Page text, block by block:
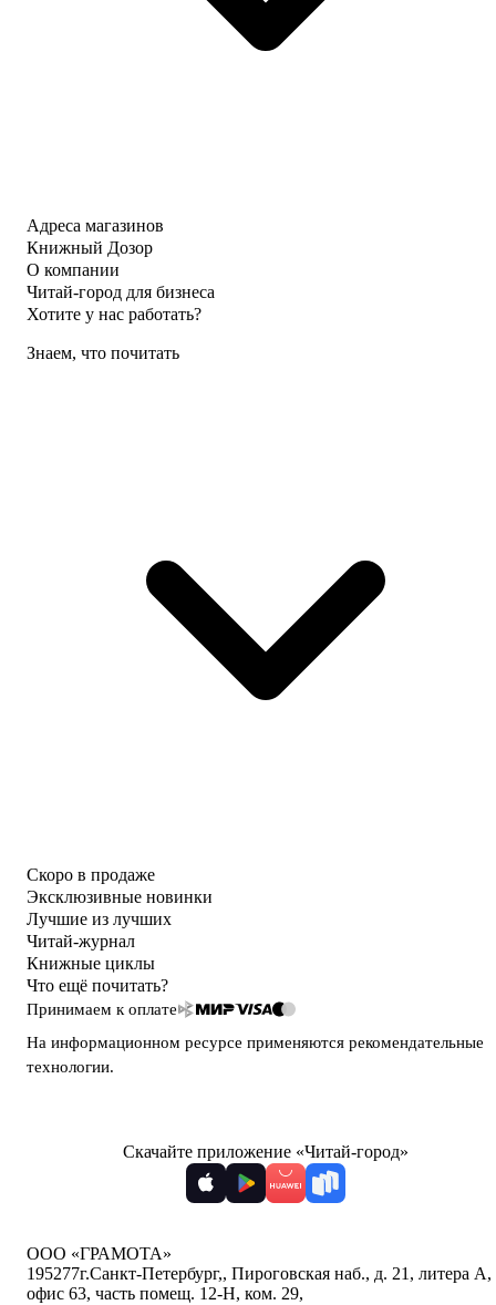
Адреса магазинов
Книжный Дозор
О компании
Читай-город для бизнеса
Хотите у нас работать?
Знаем, что почитать
Скоро в продаже
Эксклюзивные новинки
Лучшие из лучших
Читай-журнал
Книжные циклы
Что ещё почитать?
Принимаем к оплате
На информационном ресурсе применяются рекомендательные
технологии.
Скачайте приложение «Читай-город»
ООО «ГРАМОТА»
195277г.Санкт-Петербург,, Пироговская наб., д. 21, литера А,
офис 63, часть помещ. 12-Н, ком. 29,